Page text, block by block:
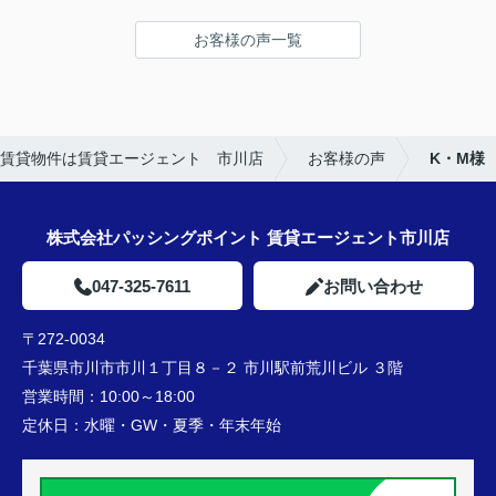
LINEでのコミュニケーションでやりやすい！
お客様の声一覧
貸物件は賃貸エージェント 市川店 お客様の声 K・M様
株式会社パッシングポイント 賃貸エージェント市川店
047-325-7611 お問い合わせ
〒272-0034
千葉県市川市市川１丁目８－２ 市川駅前荒川ビル ３階
営業時間： 10:00～18:00
定休日： 水曜・GW・夏季・年末年始